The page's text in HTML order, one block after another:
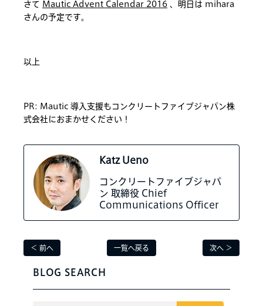
さて Mautic Advent Calendar 2016 、明日は mihara
さんの予定です。
以上
PR: Mautic 導入支援もコンクリートファイブジャパン株
式会社におまかせください！
Katz Ueno
コンクリートファイブジャパ
ン 取締役 Chief
Communications Officer
＜ 前へ 一覧へ戻る 次へ ＞
BLOG SEARCH